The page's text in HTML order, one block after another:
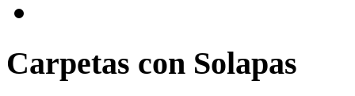
Carpetas con Solapas